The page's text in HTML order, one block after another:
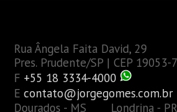
Rua Ângela Faita David, 29
Pres. Prudente/SP | CEP 19053-
F +55 18 3334-4000
E contato@jorgegomes.com.br
Dourados - MS Londrina -